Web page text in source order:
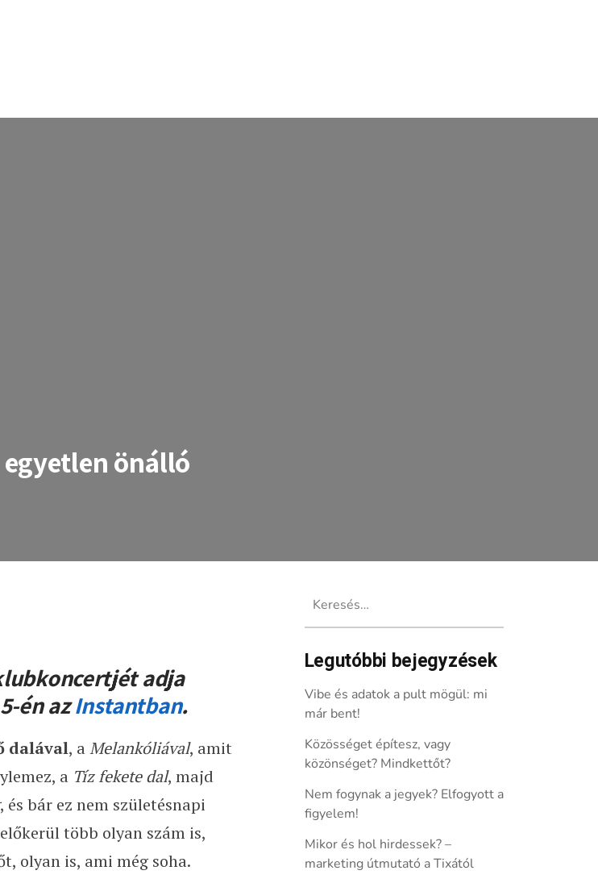
önálló
budapesti Ørdøg-koncertet!
adja
én azInstantban.
dalával, a Melankóliával, amit
a Tíz fekete dal, majd
, és bár ez nem születésnapi
több olyan szám is,
olyan is, ami még soha.
Legutóbbi bejegyzések
Vibe és adatok a pult mögül: mi
már bent!
Közösséget építesz, vagy
közönséget? Mindkettőt?
Nem fogynak a jegyek? Elfogyott a
figyelem!
Mikor és hol hirdessek? –
marketing útmutató a Tixától